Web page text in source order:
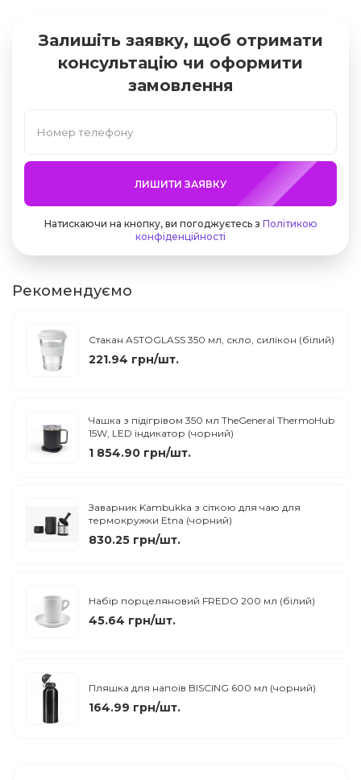
Залишіть заявку, щоб отримати
консультацію чи оформити
замовлення
ЛИШИТИ ЗАЯВКУ
Натискаючи на кнопку, ви погоджуєтесь з Політикою
конфіденційності
Рекомендуємо
Стакан ASTOGLASS 350 мл, скло, силікон (білий)
221.94 грн/шт.
Чашка з підігрівом 350 мл TheGeneral ThermoHub
15W, LED індикатор (чорний)
1 854.90 грн/шт.
Заварник Kambukka з сіткою для чаю для
термокружки Etna (чорний)
830.25 грн/шт.
Набір порцеляновий FREDO 200 мл (білий)
45.64 грн/шт.
Пляшка для напоїв BISCING 600 мл (чорний)
164.99 грн/шт.